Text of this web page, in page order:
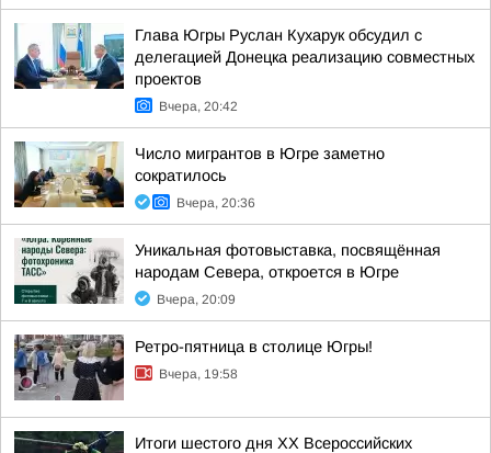
Глава Югры Руслан Кухарук обсудил с
делегацией Донецка реализацию совместных
проектов
Вчера, 20:42
Число мигрантов в Югре заметно
сократилось
Вчера, 20:36
Уникальная фотовыставка, посвящённая
народам Севера, откроется в Югре
Вчера, 20:09
Ретро-пятница в столице Югры!
Вчера, 19:58
Итоги шестого дня XX Всероссийских